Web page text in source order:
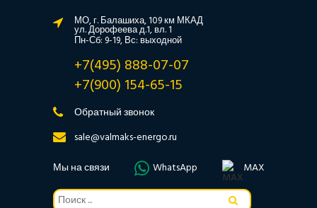
МО, г. Балашиха, 109 км МКАД
ул. Дорофеева д.1, вл. 1
Пн-Сб: 9-19, Вс: выходной
+7(495) 888-07-07
+7(900) 154-65-15
Обратный звонок
sale@valmaks-energo.ru
Мы на связи
WhatsApp MAX